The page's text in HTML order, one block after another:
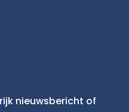
nieuwsbericht of